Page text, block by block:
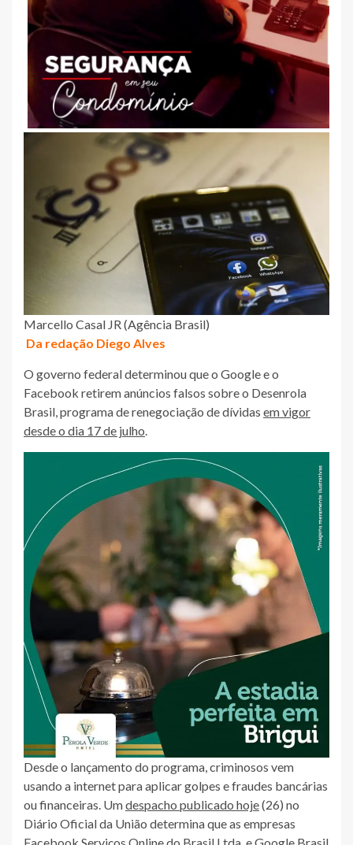
Marcello Casal JR (Agência Brasil)
Da redação Diego Alves
O governo federal determinou que o Google e o
Facebook retirem anúncios falsos sobre o Desenrola
Brasil, programa de renegociação de dívidas em vigor
desde o dia 17 de julho
Desde o lançamento do programa, criminosos vem
usando a internet para aplicar golpes e fraudes bancárias
ou financeiras. Umdespacho publicado hoje(26) no
Diário Oficial da União determina que as empresas